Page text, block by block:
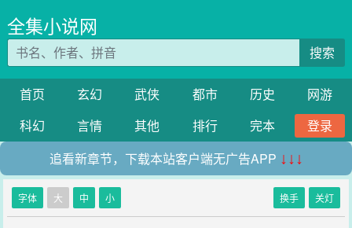
全集小说网
搜索
首页 玄幻 武侠 都市 历史
网游
科幻
言情 其他 排行 完本
登录
追看新章节，下载本站客户端无广告APP ↓↓↓
字体 大 中 小 换手 关灯